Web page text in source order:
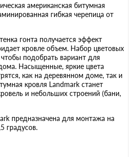
американская битумная
гибкая черепица от
гонта получается эффект
кровле объем. Набор цветовых
подобрать вариант для
Насыщенные, яркие цвета
как на деревянном доме, так и
кровля Landmark станет
и небольших строений (бани,
предназначена для монтажа на
градусов.